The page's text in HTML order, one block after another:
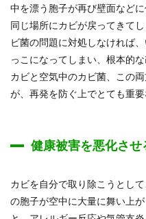
中を漂う胞子が再び壁面など
同じ場所にカビが戻ってきて
ビ菌の問題に対処しなければ
っこになってしまい、根本的
カビと空気中のカビ菌、この
が、再発を防ぐ上でとても重要
健康被害を悪化させ
カビを自分で取り除こうとし
の胞子が空中に大量に舞い上